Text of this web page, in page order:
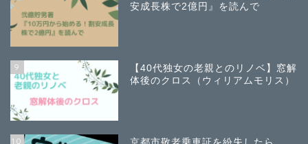
安成長株で2億円』を読んで
9
【40代独女の老親とのリノベ】窓解
体後のクロス（ウィリアムモリス）
10